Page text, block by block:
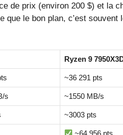
de prix (environ 200 $) et la
que le bon plan, c’est
Ryzen 9
~36 291 pts
s ~1550 MB/s
~3003 pts
~64 956 pts